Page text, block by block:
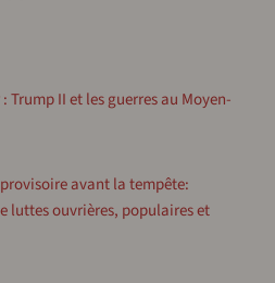
Trump II et les guerres au Moyen-
avant la tempête:
luttes ouvrières, populaires et